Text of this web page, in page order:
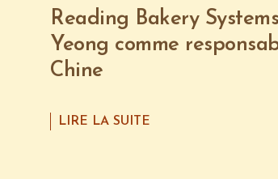
Reading Bakery
Yeong comme
Chine
LIRE LA SUITE